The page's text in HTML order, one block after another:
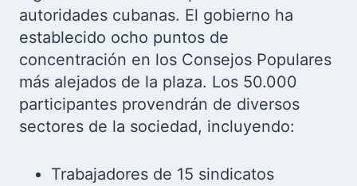
autoridades cubanas. El gobierno ha
establecido ocho puntos de
concentración en los Consejos Populares
más alejados de la plaza. Los 50.000
participantes provendrán de diversos
sectores de la sociedad, incluyendo:
Trabajadores de 15 sindicatos